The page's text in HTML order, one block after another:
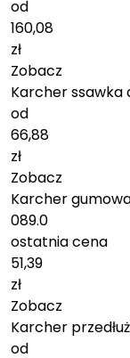
od
160,08
zł
Zobacz
Karcher ssawka
od
66,88
zł
Zobacz
Karcher
089.0
ostatnia cena
51,39
zł
Zobacz
Karcher
od